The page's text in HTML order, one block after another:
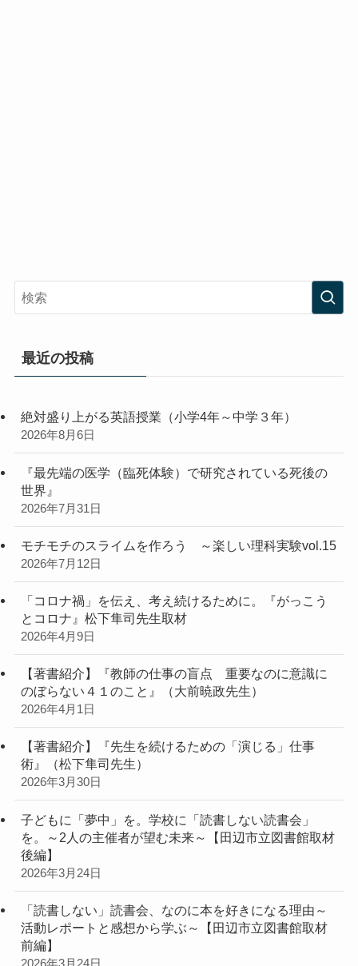
最近の投稿
絶対盛り上がる英語授業（小学4年～中学３年）
2026年8月6日
『最先端の医学（臨死体験）で研究されている死後の
世界』
2026年7月31日
モチモチのスライムを作ろう ～楽しい理科実験vol.15
2026年7月12日
「コロナ禍」を伝え、考え続けるために。『がっこう
とコロナ』松下隼司先生取材
2026年4月9日
【著書紹介】『教師の仕事の盲点 重要なのに意識に
のぼらない４１のこと』（大前暁政先生）
2026年4月1日
【著書紹介】『先生を続けるための「演じる」仕事
術』（松下隼司先生）
2026年3月30日
子どもに「夢中」を。学校に「読書しない読書会」
を。～2人の主催者が望む未来～【田辺市立図書館取材
後編】
2026年3月24日
「読書しない」読書会、なのに本を好きになる理由～
活動レポートと感想から学ぶ～【田辺市立図書館取材
前編】
2026年3月24日